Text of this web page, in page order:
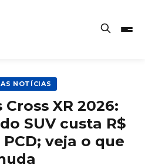
NOTÍCIAS
XR 2026:
SUV custa R$
veja o que